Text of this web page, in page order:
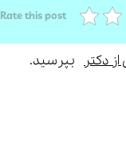
Rate this post
دکتر بپرسید.